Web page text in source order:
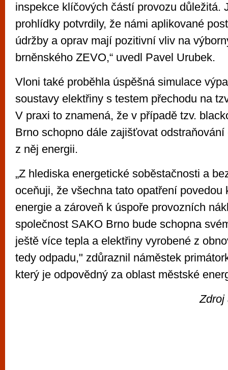
inspekce klíčových částí provozu důležitá.
prohlídky potvrdily, že námi aplikované
údržby a oprav mají pozitivní vliv na
brněnského ZEVO,“ uvedl Pavel Urubek.
Vloni také proběhla úspěšná simulace
soustavy elektřiny s testem přechodu na
V praxi to znamená, že v případě tzv.
Brno schopno dále zajišťovat
z něj energii.
„Z hlediska energetické soběstačnosti a
oceňuji, že všechna tato opatření povedou
energie a zároveň k úspoře provozních
společnost SAKO Brno bude schopna
ještě více tepla a elektřiny vyrobené z
tedy odpadu," zdůraznil náměstek
který je odpovědný za oblast městské
Zdroj